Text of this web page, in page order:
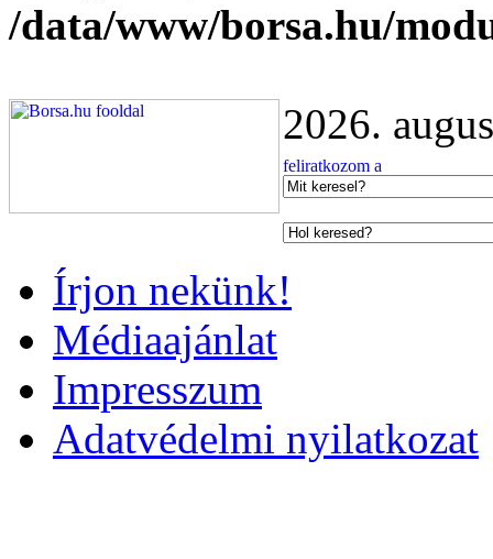
/data/www/borsa.hu/
2026.
Írjon nekünk!
Médiaajánlat
Impresszum
Adatvédelmi nyilatkozat